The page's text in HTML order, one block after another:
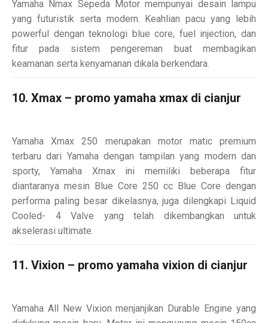
Yamaha Nmax Sepeda Motor mempunyai desain lampu
yang futuristik serta modern. Keahlian pacu yang lebih
powerful dengan teknologi blue core, fuel injection, dan
fitur pada sistem pengereman buat membagikan
keamanan serta kenyamanan dikala berkendara.
10. Xmax – promo yamaha xmax di cianjur
Yamaha Xmax 250 merupakan motor matic premium
terbaru dari Yamaha dengan tampilan yang modern dan
sporty, Yamaha Xmax ini memiliki beberapa fitur
diantaranya mesin Blue Core 250 cc Blue Core dengan
performa paling besar dikelasnya, juga dilengkapi Liquid
Cooled- 4 Valve yang telah dikembangkan untuk
akselerasi ultimate.
11. Vixion – promo yamaha vixion di cianjur
Yamaha All New Vixion menjanjikan Durable Engine yang